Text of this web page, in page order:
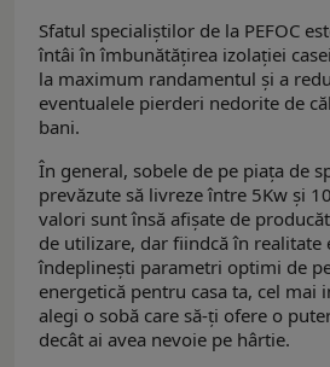
Sfatul specialiștilor de la PEFOC
întâi în îmbunătățirea izolației
la maximum randamentul și a
eventualele pierderi nedorite de
bani.
În general, sobele de pe piața de
prevăzute să livreze între 5Kw și
valori sunt însă afișate de
de utilizare, dar fiindcă în realitate
îndeplinești parametri optimi de
energetică pentru casa ta, cel mai
alegi o sobă care să-ți ofere o
decât ai avea nevoie pe hârtie.